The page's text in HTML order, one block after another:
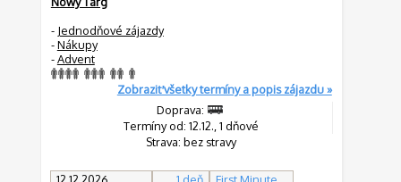
- Jednodňové zájazdy
-Nákupy
-Advent
Zobraziť všetky termíny a popis zájazdu »
Doprava:
Termíny od: 12.12., 1 dňové
Strava: bez stravy